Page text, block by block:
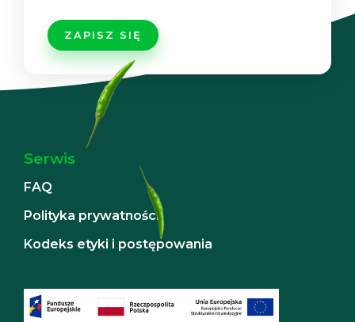
Serwis
FAQ
Polityka prywatności
Kodeks etyki i postępowania